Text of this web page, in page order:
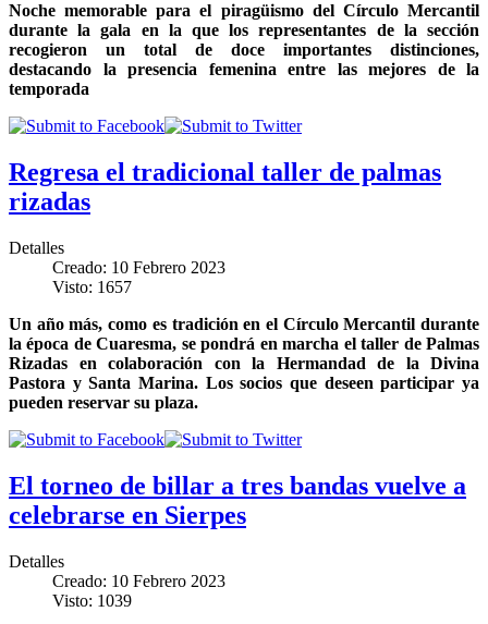
Noche memorable para el piragüismo del Círculo Mercantil
durante la gala en la que los representantes de la sección
recogieron un total de doce importantes distinciones,
destacando la presencia femenina entre las mejores de la
temporada
Regresa el tradicional taller de palmas
rizadas
Detalles
Creado: 10 Febrero 2023
Visto: 1657
Un año más, como es tradición en el Círculo Mercantil durante
la época de Cuaresma, se pondrá en marcha el taller de Palmas
Rizadas en colaboración con la Hermandad de la Divina
Pastora y Santa Marina. Los socios que deseen participar ya
pueden reservar su plaza.
El torneo de billar a tres bandas vuelve a
celebrarse en Sierpes
Detalles
Creado: 10 Febrero 2023
Visto: 1039